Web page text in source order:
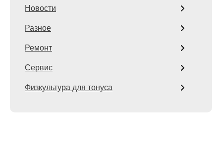
Новости
Разное
Ремонт
Сервис
Физкультура для тонуса